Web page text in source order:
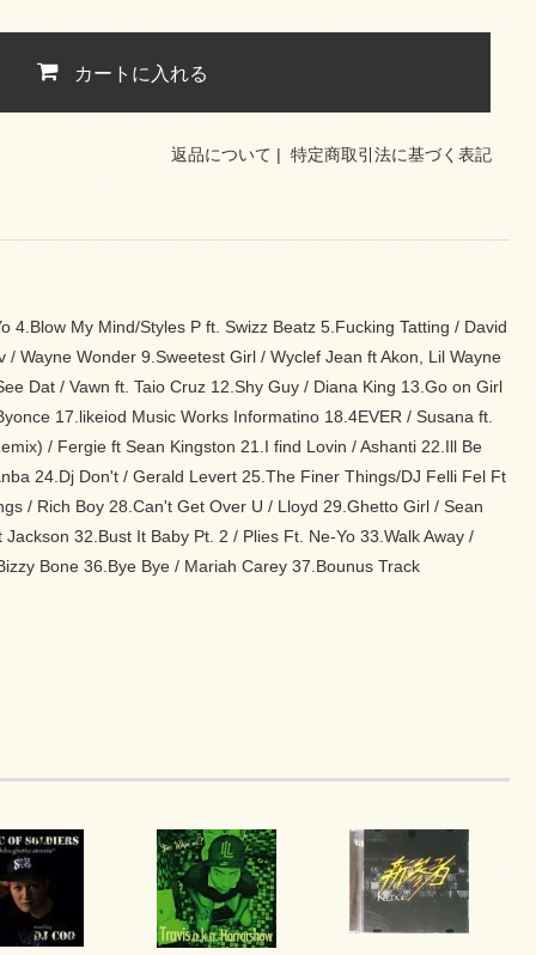
カートに入れる
返品について | 特定商取引法に基づく表記
My Mind/Styles P ft. Swizz Beatz 5.Fucking Tatting / David
Wayne Wonder 9.Sweetest Girl / Wyclef Jean ft Akon, Lil Wayne
Dat / Vawn ft. Taio Cruz 12.Shy Guy / Diana King 13.Go on Girl
17.likeiod Music Works Informatino 18.4EVER / Susana ft.
/ Fergie ft Sean Kingston 21.I find Lovin / Ashanti 22.Ill Be
24.Dj Don't / Gerald Levert 25.The Finer Things/DJ Felli Fel Ft
/ Rich Boy 28.Can't Get Over U / Lloyd 29.Ghetto Girl / Sean
32.Bust It Baby Pt. 2 / Plies Ft. Ne-Yo 33.Walk Away /
Bone 36.Bye Bye / Mariah Carey 37.Bounus Track